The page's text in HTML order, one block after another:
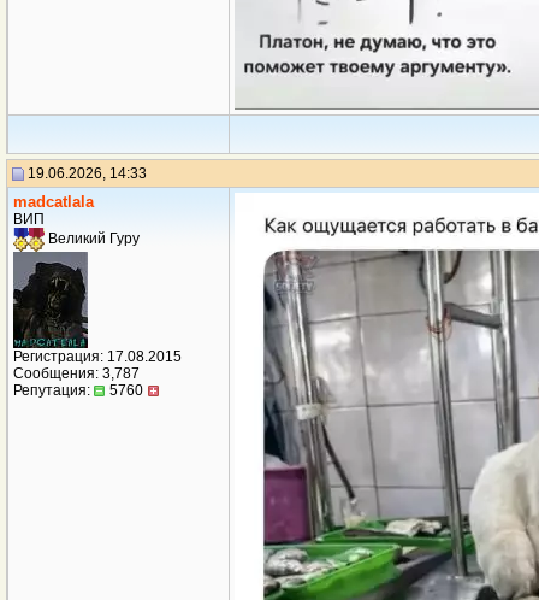
19.06.2026, 14:33
madcatlala
ВИП
Великий Гуру
Регистрация: 17.08.2015
Сообщения: 3,787
Репутация:
5760